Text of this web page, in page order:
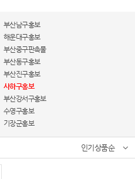
부산남구홍보
해운대구홍보
부산중구판촉물
부산동구홍보
부산진구홍보
사하구홍보
부산강서구홍보
수영구홍보
기장군홍보
인기상품순